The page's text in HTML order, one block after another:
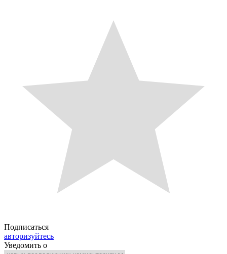
Подписаться
авторизуйтесь
Уведомить о